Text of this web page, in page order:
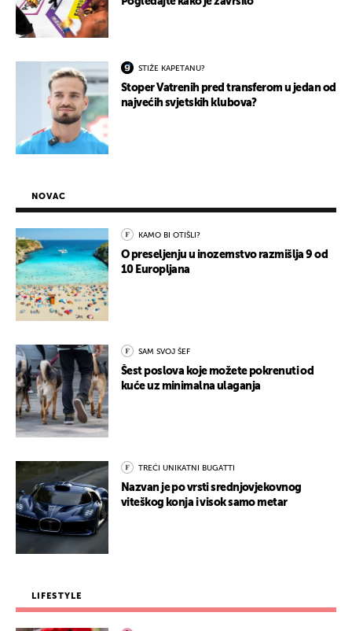
STIŽE KAPETANU?
Stoper Vatrenih pred transferom u jedan od
najvećih svjetskih klubova?
NOVAC
KAMO BI OTIŠLI?
O preseljenju u inozemstvo razmišlja 9 od
10 Europljana
SAM SVOJ ŠEF
Šest poslova koje možete pokrenuti od
kuće uz minimalna ulaganja
TREĆI UNIKATNI BUGATTI
Nazvan je po vrsti srednjovjekovnog
viteškog konja i visok samo metar
LIFESTYLE